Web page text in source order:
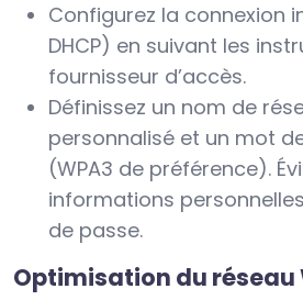
Configurez la connexion
DHCP) en suivant les
fournisseur d’accès.
Définissez un nom de
personnalisé et un mot
(WPA3 de préférence).
informations
de passe.
Optimisation du réseau